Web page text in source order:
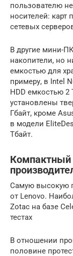
пользователю
носителей:
сетевых
В другие мини-
накопители, но
емкостью для
примеру, в Intel
HDD емкостью 2
установлены
Гбайт, кроме
в модели
Тбайт.
Компактный
Самую высокую
от Lenovo.
Zotac на базе
тестах
В отношении
половине